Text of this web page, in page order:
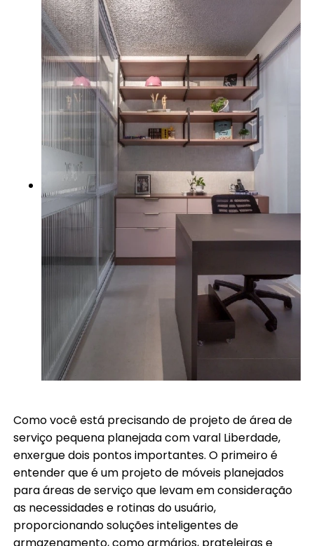
Como você está precisando de projeto de área de
serviço pequena planejada com varal Liberdade,
enxergue dois pontos importantes. O primeiro é
entender que é um projeto de móveis planejados
para áreas de serviço que levam em consideração
as necessidades e rotinas do usuário,
proporcionando soluções inteligentes de